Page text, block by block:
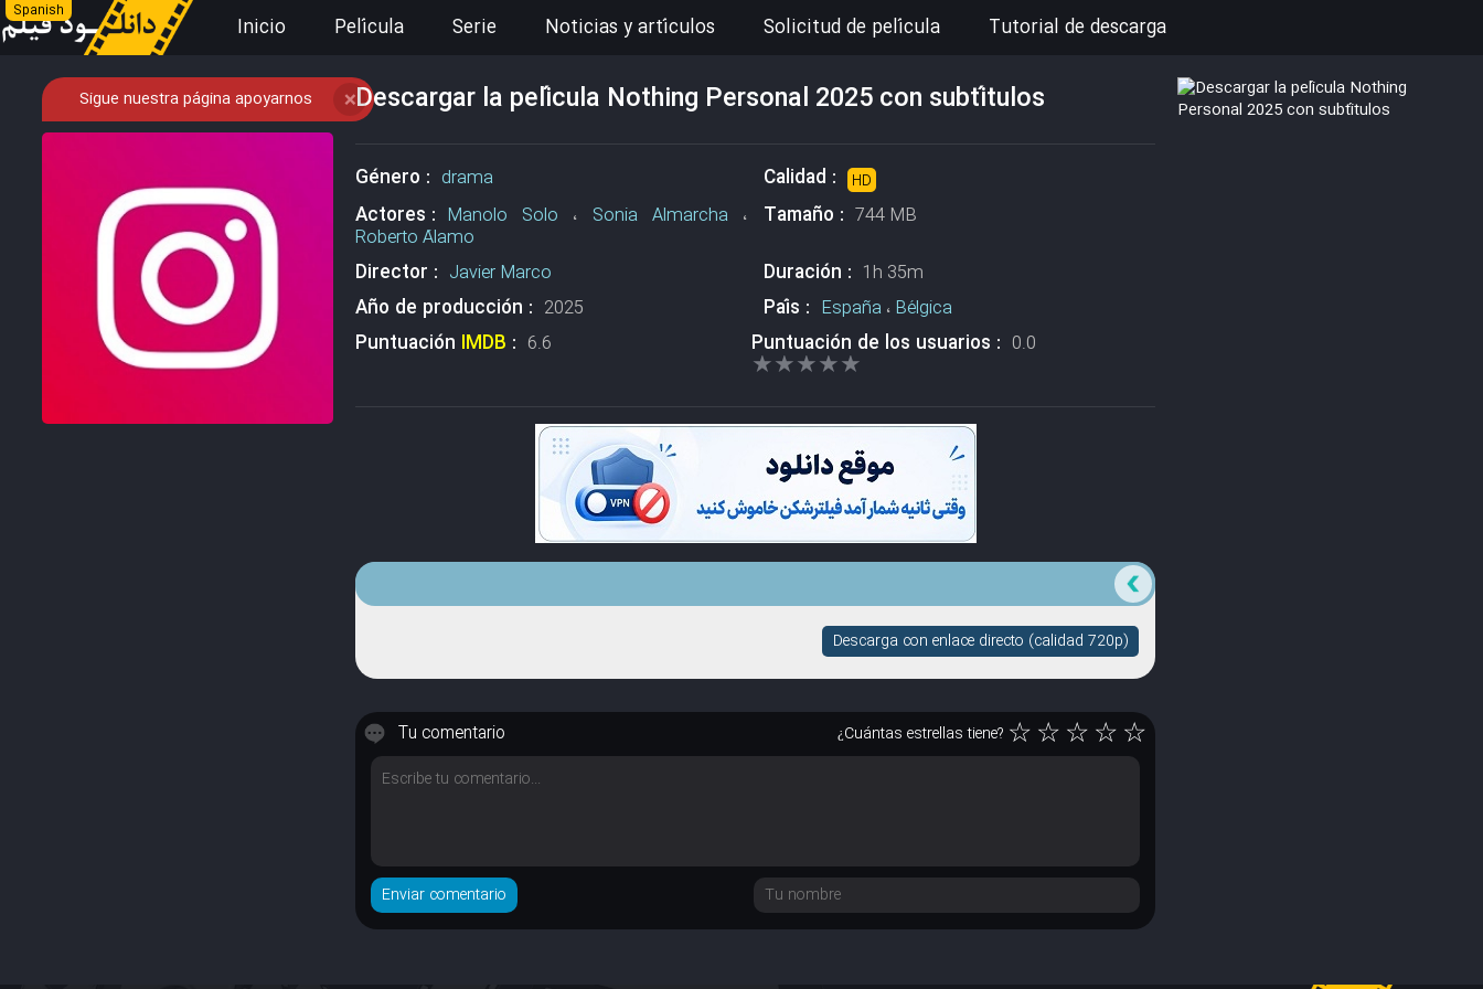
Spanish
Inicio Película Serie Noticias y artículos Solicitud de película Tutorial de descarga
Sigue nuestra página apoyarnos ❌Descargar la película Nothing Personal 2025 con subtítulos
Género : drama Calidad : HD
Actores : Manolo Solo ، Sonia Almarcha ،
Roberto Álamo
Tamaño : 744 MB
Director : Javier Marco Duración : 1h 35m
Año de producción : 2025 País : España ، Bélgica
Puntuación IMDB : 6.6 Puntuación de los usuarios : 0.0
★★★★★
★★★★★
Descarga con enlace directo (calidad 720p)
Tu comentario ¿Cuántas estrellas tiene? ☆☆☆☆☆